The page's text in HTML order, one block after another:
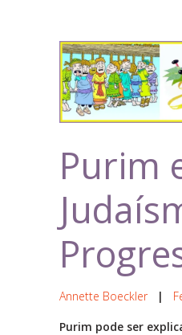
Purim
Annette Boeckler|
Purim pode ser